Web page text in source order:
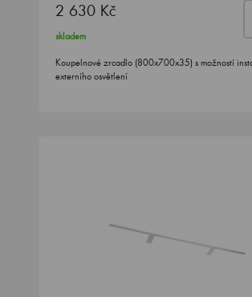
2 630 Kč
skladem
Koupelnové zrcadlo (800x700x35) s možností
externího osvětlení